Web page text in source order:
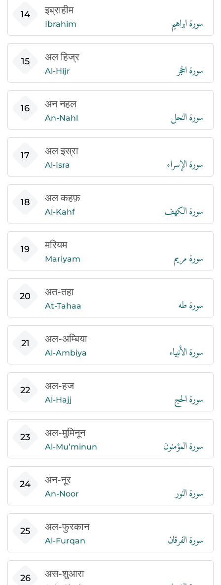
14 इब्राहीम
Ibrahim سورة ابراهيم
15 अल हिज्र
Al-Hijr سورة الحجر
16 अन नहल
An-Nahl سورة النحل
17 अल इस्रा
Al-Isra سورة الإسراء
18 अल कहफ़
Al-Kahf سورة الكهف
19 मरियम
Mariyam سورة مريم
20 अत-तहा
At-Tahaa سورة طه
21 अल-अम्बिया
Al-Ambiya سورة الأنبياء
22 अल-हज
Al-Hajj سورة الحج
23 अल-मुमिनून
Al-Mu’minun سورة المؤمنون
24 अन-नूर
An-Noor سورة النور
25 अल-फुरकान
Al-Furqan سورة الفرقان
26 अस-शुआरा